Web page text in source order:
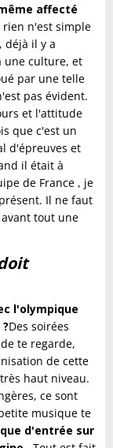
affecté
rien n'est simple
déjà il y a
une culture, et
par une telle
pas évident.
et l'attitude
que c'est un
d'épreuves et
il était à
de France , je
Il ne faut
tout une
l'olympique
Des soirées
te regarde,
de cette
haut niveau.
ce sont
musique te
d'entrée sur